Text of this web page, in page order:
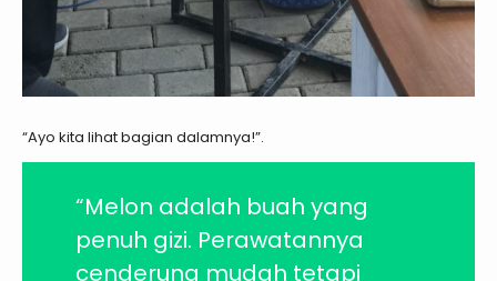
“Ayo kita lihat bagian dalamnya!”.
“Melon adalah buah yang
penuh gizi. Perawatannya
cenderung mudah tetapi